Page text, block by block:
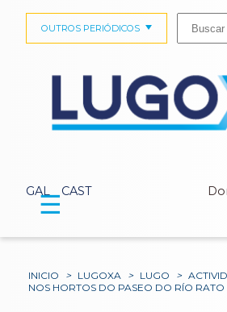
GAL CAST
OUTROS PERIÓDICOS
☰
INICIO > LUGOXA > LUGO >
NOS HORTOS DO PASEO DO RÍO RATO